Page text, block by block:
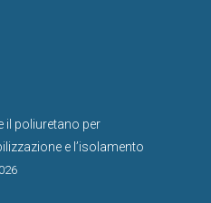
il poliuretano per
e l’isolamento